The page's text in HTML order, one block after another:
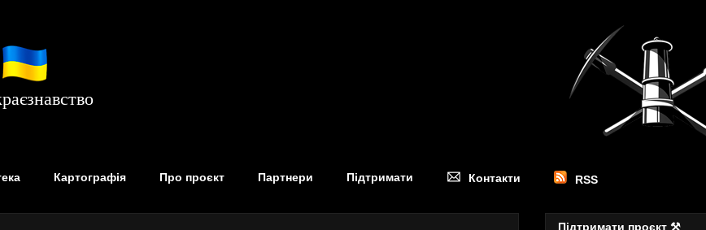
Картографія Про проєкт Партнери Підтримати Контакти RSS
Підтримати проєкт ⚒